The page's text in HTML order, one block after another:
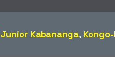
Junior Kabananga,